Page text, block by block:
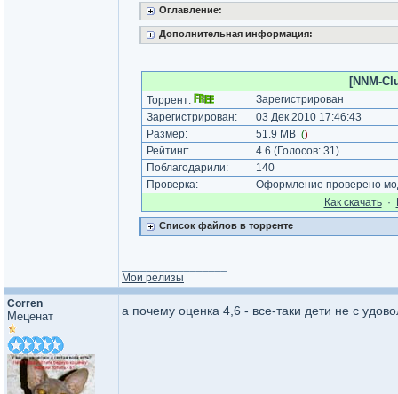
Оглавление:
Дополнительная информация:
[NNM-
Торрент:
Зарегистрирован
Зарегистрирован:
03 Дек 2010 17:46:43
Размер:
51.9 MB ()
Рейтинг: 4.6 (Голосов: 31)
Поблагодарили:
140
Проверка:
Оформление проверено
Как cкачать·
Список файлов в торренте
Мои релизы
Corren
Меценат а почему оценка 4,6 - все-таки дети не с